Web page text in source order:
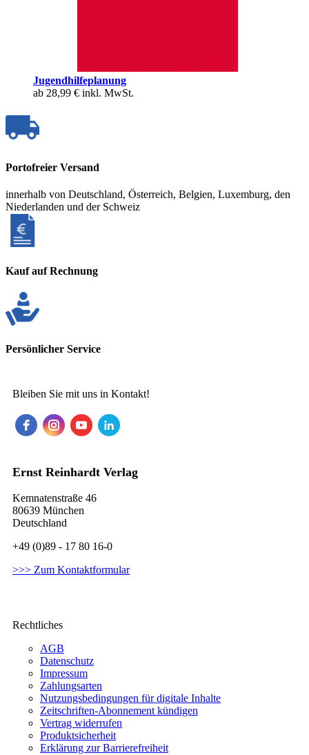
Jugendhilfeplanung
ab 28,99 € inkl. MwSt.
Portofreier Versand
innerhalb von Deutschland, Österreich, Belgien, Luxemburg, den
Niederlanden und der Schweiz
Kauf auf Rechnung
Persönlicher Service
Bleiben Sie mit uns in Kontakt!
Ernst Reinhardt Verlag
Kemnatenstraße 46
80639 München
Deutschland
+49 (0)89 - 17 80 16-0
>>> Zum Kontaktformular
Rechtliches
AGB
Datenschutz
Impressum
Zahlungsarten
Nutzungsbedingungen für digitale Inhalte
Zeitschriften-Abonnement kündigen
Vertrag widerrufen
Produktsicherheit
Erklärung zur Barrierefreiheit